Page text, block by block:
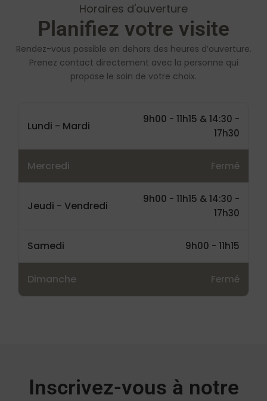
Horaires d'ouverture
Planifiez votre visite
Rendez-vous possible en dehors des heures d’ouverture.
Prenez contact directement avec la personne qui
propose le soin de votre choix.
Lundi - Mardi
9h00 - 11h15 & 14:30 -
17h30
Mercredi Fermé
Jeudi - Vendredi
9h00 - 11h15 & 14:30 -
17h30
Samedi 9h00 - 11h15
Dimanche Fermé
Inscrivez-vous à notre